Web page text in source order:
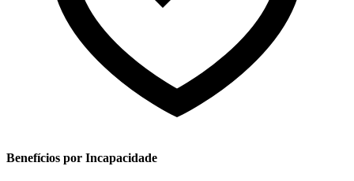
Benefícios por Incapacidade